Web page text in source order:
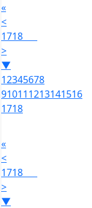
«
<
1718
>
▼
12345678
910111213141516
1718
«
<
1718
>
▼